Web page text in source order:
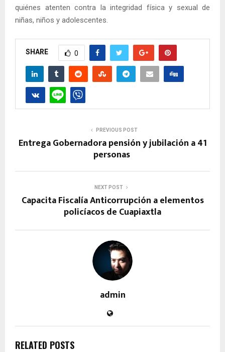
quiénes atenten contra la integridad física y sexual de
niñas, niños y adolescentes.
SHARE 0
PREVIOUS POST
Entrega Gobernadora pensión y jubilación a 41
personas
NEXT POST
Capacita Fiscalía Anticorrupción a elementos
policíacos de Cuapiaxtla
admin
RELATED POSTS